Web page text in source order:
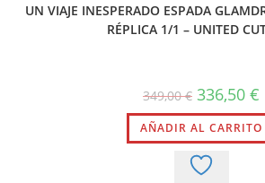
UN VIAJE INESPERADO ESPADA
RÉPLICA 1/1 – UNITED
349,00€ El
precio
original
era:
349,00 €.
336,50 €
AÑADIR AL CARRITO